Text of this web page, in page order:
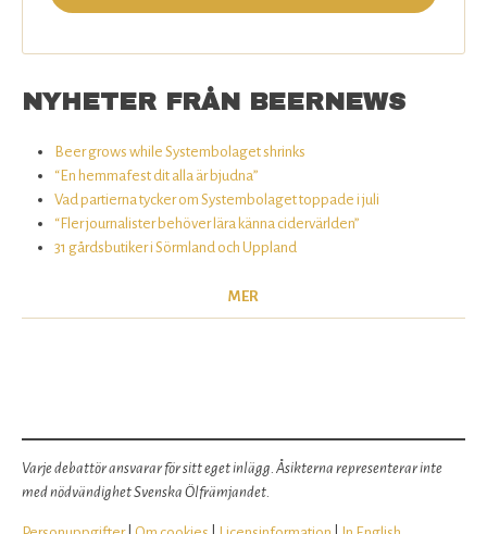
NYHETER FRÅN BEERNEWS
Beer grows while Systembolaget shrinks
“En hemmafest dit alla är bjudna”
Vad partierna tycker om Systembolaget toppade i juli
“Fler journalister behöver lära känna cidervärlden”
31 gårdsbutiker i Sörmland och Uppland
MER
Varje debattör ansvarar för sitt eget inlägg. Åsikterna representerar inte
med nödvändighet Svenska Ölfrämjandet.